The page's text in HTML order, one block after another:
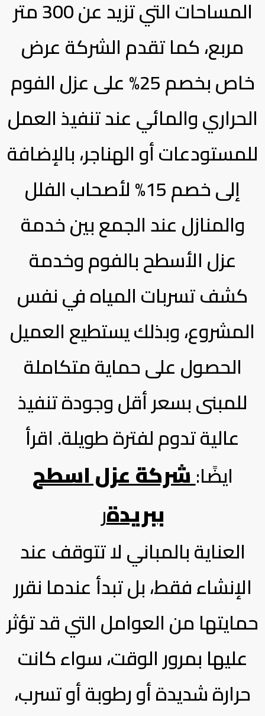
المساحات التي تزيد عن 300 متر
مربع، كما تقدم الشركة عرض
خاص بخصم 25% على عزل الفوم
الحراري والمائي عند تنفيذ العمل
للمستودعات أو الهناجر، بالإضافة
إلى خصم 15% لأصحاب الفلل
والمنازل عند الجمع بين خدمة
عزل الأسطح بالفوم وخدمة
كشف تسربات المياه في نفس
المشروع، وبذلك يستطيع العميل
الحصول على حماية متكاملة
للمبنى بسعر أقل وجودة تنفيذ
عالية تدوم لفترة طويلة. اقرأ
ايضًا:شركة عزل اسطح
ببريدةر
العناية بالمباني لا تتوقف عند
الإنشاء فقط، بل تبدأ عندما نقرر
حمايتها من العوامل التي قد تؤثر
عليها بمرور الوقت، سواء كانت
حرارة شديدة أو رطوبة أو تسرب،